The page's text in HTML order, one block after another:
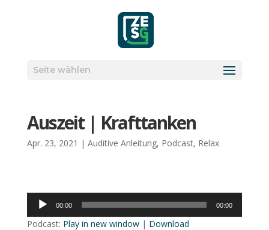
Seite wählen
Aus­zeit | Kraft­tan­ken
Apr. 23, 2021 | Auditive Anleitung, Podcast, Relax
Audio-
Player
00:00 00:00
Pod­cast: Play in new win­dow| Down­load